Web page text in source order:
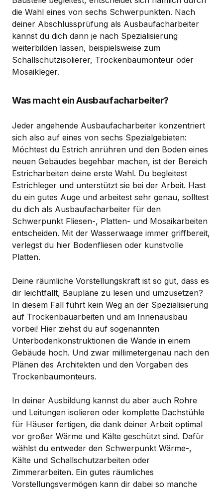
die Wahl eines von sechs Schwerpunkten. Nach
deiner Abschlussprüfung als Ausbaufacharbeiter
kannst du dich dann je nach Spezialisierung
weiterbilden lassen, beispielsweise zum
Schallschutzisolierer, Trockenbaumonteur oder
Mosaikleger.
Was macht ein Ausbaufacharbeiter?
Jeder angehende Ausbaufacharbeiter konzentriert
sich also auf eines von sechs Spezialgebieten:
Möchtest du Estrich anrühren und den Boden eines
neuen Gebäudes begehbar machen, ist der Bereich
Estricharbeiten deine erste Wahl. Du begleitest
Estrichleger und unterstützt sie bei der Arbeit. Hast
du ein gutes Auge und arbeitest sehr genau, solltest
du dich als Ausbaufacharbeiter für den
Schwerpunkt Fliesen-, Platten- und Mosaikarbeiten
entscheiden. Mit der Wasserwaage immer griffbereit,
verlegst du hier Bodenfliesen oder kunstvolle
Platten.
Deine räumliche Vorstellungskraft ist so gut, dass es
dir leichtfällt, Baupläne zu lesen und umzusetzen?
In diesem Fall führt kein Weg an der Spezialisierung
auf Trockenbauarbeiten und am Innenausbau
vorbei! Hier ziehst du auf sogenannten
Unterbodenkonstruktionen die Wände in einem
Gebäude hoch. Und zwar millimetergenau nach den
Plänen des Architekten und den Vorgaben des
Trockenbaumonteurs.
In deiner Ausbildung kannst du aber auch Rohre
und Leitungen isolieren oder komplette Dachstühle
für Häuser fertigen, die dank deiner Arbeit optimal
vor großer Wärme und Kälte geschützt sind. Dafür
wählst du entweder den Schwerpunkt Wärme-,
Kälte und Schallschutzarbeiten oder
Zimmerarbeiten. Ein gutes räumliches
Vorstellungsvermögen kann dir dabei so manche